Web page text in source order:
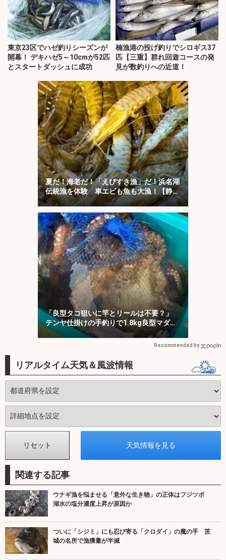
東京23区でハゼ釣りシーズンが
開幕！ デキハゼ5～10cmが52匹
とスタートダッシュに成功
楠漁港の投げ釣りでシロギス37
匹【三重】群れ回遊コースの発
見が数釣りへの近道！
夏だ！海老だ！「えびすき漁」だ！浜名湖
伝統漁を体験 車エビも魚も大漁！【静
岡】
「良型タコ狙いに竿とリールは不要？」
テンヤ仕掛けの手釣りで1.8kg良型マダ
コ！【川崎丸・東京湾】
Recommended by
リアルタイム天気＆風波情報
関連する記事
ウナギ漁を悩ませる「意外な生き物」の正体はフジツボ
湖水の塩分濃度上昇が原因か
ついに「シジミ」にも忍び寄る「クロダイ」の魔の手 茨
城の名所で漁獲量が半減